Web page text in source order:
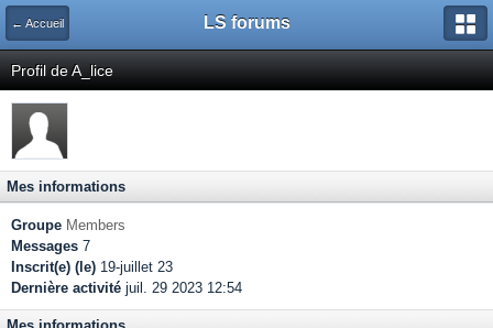
← Accueil LS forums
Profil de A_lice
Mes informations
Groupe Members
Messages 7
Inscrit(e) (le) 19-juillet 23
Dernière activité juil. 29 2023 12:54